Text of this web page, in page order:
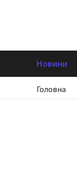
Новини
Головна